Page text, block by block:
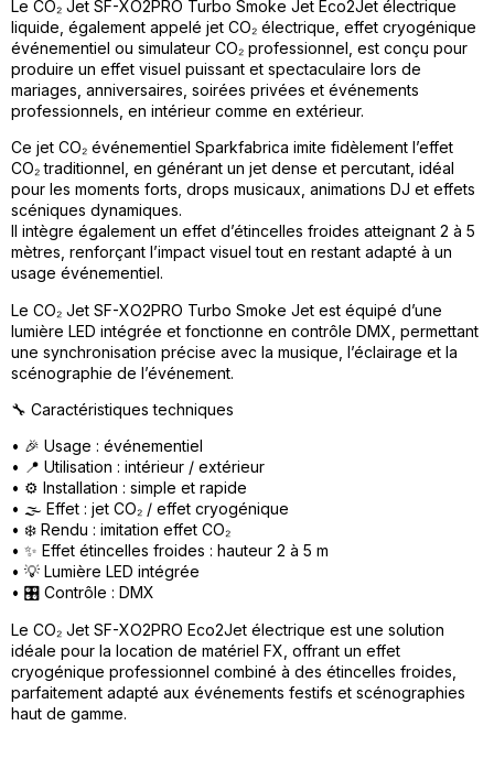
Le CO₂ Jet SF-XO2PRO Turbo Smoke Jet Eco2Jet électrique
liquide, également appelé jet CO₂ électrique, effet cryogénique
événementiel ou simulateur CO₂ professionnel, est conçu pour
produire un effet visuel puissant et spectaculaire lors de
mariages, anniversaires, soirées privées et événements
professionnels, en intérieur comme en extérieur.
Ce jet CO₂ événementiel Sparkfabrica imite fidèlement l’effet
CO₂ traditionnel, en générant un jet dense et percutant, idéal
pour les moments forts, drops musicaux, animations DJ et effets
scéniques dynamiques.
Il intègre également un effet d’étincelles froides atteignant 2 à 5
mètres, renforçant l’impact visuel tout en restant adapté à un
usage événementiel.
Le CO₂ Jet SF-XO2PRO Turbo Smoke Jet est équipé d’une
lumière LED intégrée et fonctionne en contrôle DMX, permettant
une synchronisation précise avec la musique, l’éclairage et la
scénographie de l’événement.
🔧 Caractéristiques techniques
• 🎉 Usage : événementiel
• 📍 Utilisation : intérieur / extérieur
• ⚙️ Installation : simple et rapide
• 🌫️ Effet : jet CO₂ / effet cryogénique
• ❄️ Rendu : imitation effet CO₂
• ✨ Effet étincelles froides : hauteur 2 à 5 m
• 💡 Lumière LED intégrée
• 🎛️ Contrôle : DMX
Le CO₂ Jet SF-XO2PRO Eco2Jet électrique est une solution
idéale pour la location de matériel FX, offrant un effet
cryogénique professionnel combiné à des étincelles froides,
parfaitement adapté aux événements festifs et scénographies
haut de gamme.